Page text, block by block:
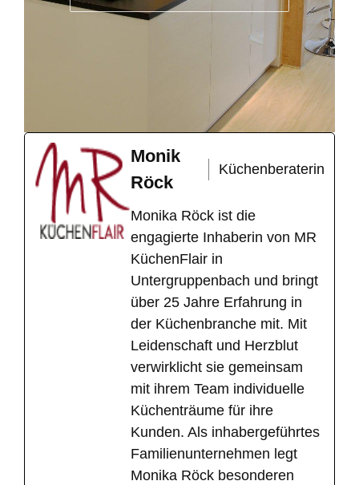
Monik
Röck
Küchenberaterin
Monika Röck ist die
engagierte Inhaberin von MR
KüchenFlair in
Untergruppenbach und bringt
über 25 Jahre Erfahrung in
der Küchenbranche mit. Mit
Leidenschaft und Herzblut
verwirklicht sie gemeinsam
mit ihrem Team individuelle
Küchenträume für ihre
Kunden. Als inhabergeführtes
Familienunternehmen legt
Monika Röck besonderen